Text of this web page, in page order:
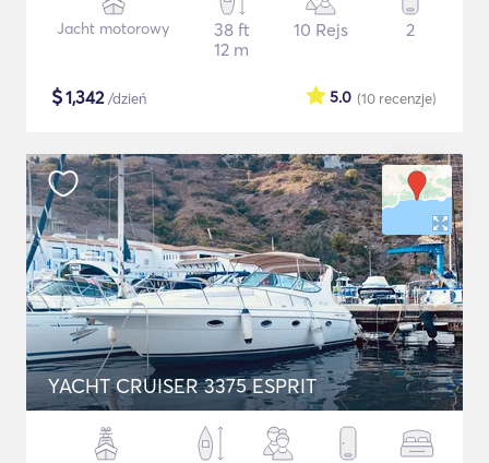
Jacht motorowy
38 ft
12 m
10 Rejs 2
$1,342/dzień (10 recenzje)
5.0
YACHT CRUISER 3375 ESPRIT